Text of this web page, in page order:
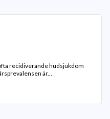
recidiverande hudsjukdom
är...